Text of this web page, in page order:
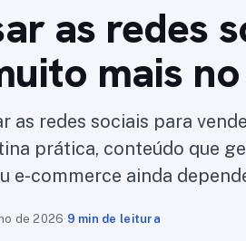
as redes
mais
as redes sociais para
prática, conteúdo que
e-commerce ainda
de 2026· 9 min de leitura